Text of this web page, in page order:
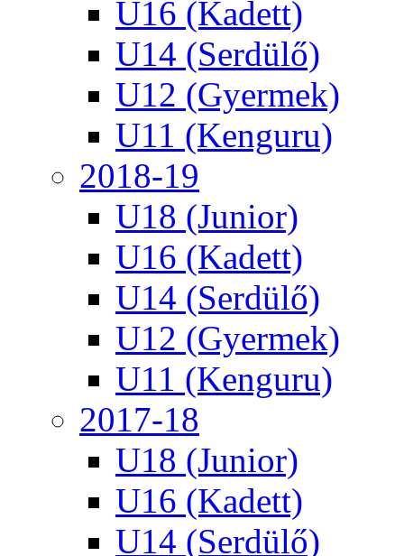
U16 (Kadett)
U14 (Serdülő)
U12 (Gyermek)
U11 (Kenguru)
2018-19
U18 (Junior)
U16 (Kadett)
U14 (Serdülő)
U12 (Gyermek)
U11 (Kenguru)
2017-18
U18 (Junior)
U16 (Kadett)
U14 (Serdülő)